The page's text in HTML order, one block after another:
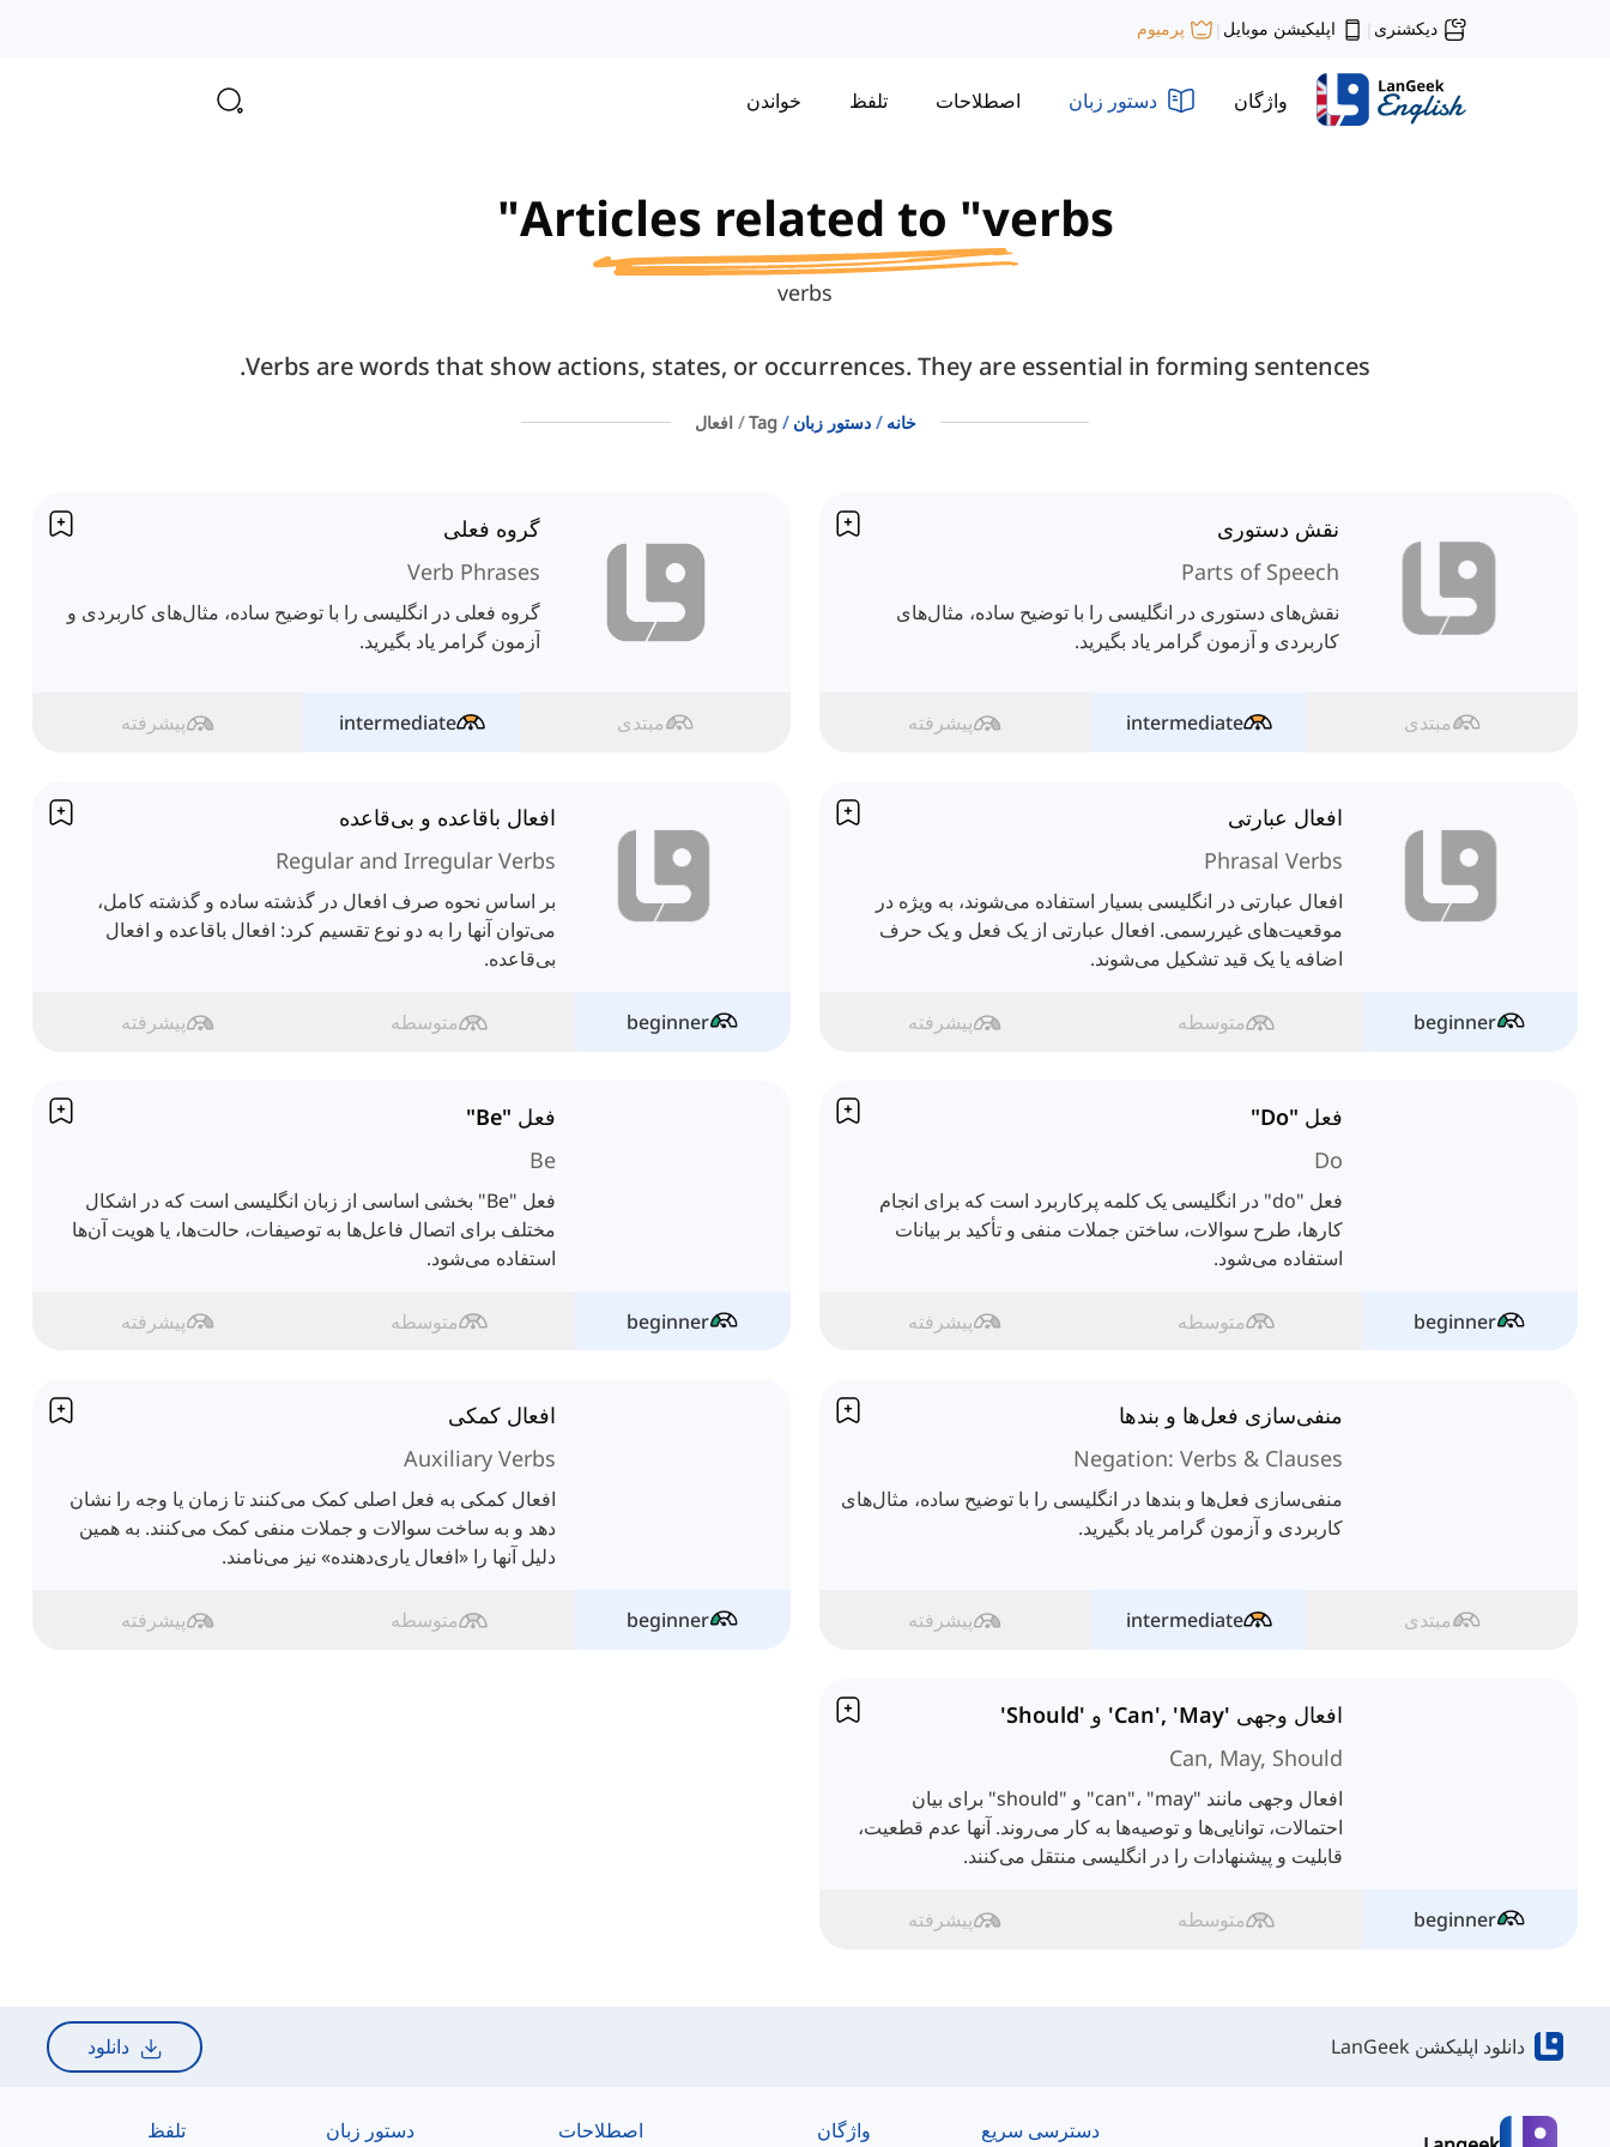
دیکشنری | اپلیکیشن موبایل | پرمیوم
واژگان دستور زبان اصطلاحات تلفظ خواندن
Articles related to "verbs"
verbs
Verbs are words that show actions, states, or occurrences. They are essential in forming sentences.
خانه دستور زبان Tag افعال
نقش دستوری
Parts of Speech
نقش‌های دستوری در انگلیسی را با توضیح ساده، مثال‌های
کاربردی و آزمون گرامر یاد بگیرید.
مبتدی intermediate پیشرفته
گروه فعلی
Verb Phrases
گروه فعلی در انگلیسی را با توضیح ساده، مثال‌های کاربردی و
آزمون گرامر یاد بگیرید.
مبتدی intermediate پیشرفته
افعال عبارتی
Phrasal Verbs
افعال عبارتی در انگلیسی بسیار استفاده می‌شوند، به ویژه در
موقعیت‌های غیررسمی. افعال عبارتی از یک فعل و یک حرف
اضافه یا یک قید تشکیل می‌شوند.
beginner متوسطه پیشرفته
افعال باقاعده و بی‌قاعده
Regular and Irregular Verbs
بر اساس نحوه صرف افعال در گذشته ساده و گذشته کامل،
می‌توان آنها را به دو نوع تقسیم کرد: افعال باقاعده و افعال
بی‌قاعده.
beginner متوسطه پیشرفته
فعل "Do"
Do
فعل "do" در انگلیسی یک کلمه پرکاربرد است که برای انجام
کارها، طرح سوالات، ساختن جملات منفی و تأکید بر بیانات
استفاده می‌شود.
beginner متوسطه پیشرفته
فعل "Be"
Be
فعل "Be" بخشی اساسی از زبان انگلیسی است که در اشکال
مختلف برای اتصال فاعل‌ها به توصیفات، حالت‌ها، یا هویت آن‌ها
استفاده می‌شود.
beginner متوسطه پیشرفته
منفی‌سازی فعل‌ها و بندها
Negation: Verbs & Clauses
منفی‌سازی فعل‌ها و بندها در انگلیسی را با توضیح ساده، مثال‌های
کاربردی و آزمون گرامر یاد بگیرید.
مبتدی intermediate پیشرفته
افعال کمکی
Auxiliary Verbs
افعال کمکی به فعل اصلی کمک می‌کنند تا زمان یا وجه را نشان
دهد و به ساخت سوالات و جملات منفی کمک می‌کنند. به همین
دلیل آنها را «افعال یاری‌دهنده» نیز می‌نامند.
beginner متوسطه پیشرفته
افعال وجهی 'Can', 'May' و 'Should'
Can, May, Should
افعال وجهی مانند "can"، "may" و "should" برای بیان
احتمالات، توانایی‌ها و توصیه‌ها به کار می‌روند. آنها عدم قطعیت،
قابلیت و پیشنهادات را در انگلیسی منتقل می‌کنند.
beginner متوسطه پیشرفته
دانلود اپلیکشن LanGeek دانلود
دسترسی سریع واژگان اصطلاحات دستور زبان تلفظ